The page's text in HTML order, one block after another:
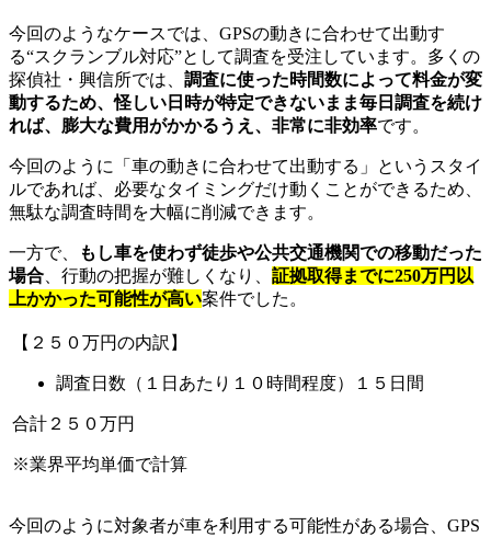
今回のようなケースでは
GPSの動きに合わせて出動す
る“スクランブル対応”として調査を受注しています。 多くの
探偵社・興信所では
調査に使った時間数によって料金が変
動するため、怪しい日時が特定できないまま毎日調査を続け
れば、 膨大な費用がかかるうえ 、 非常に非効率です。
今回のように「車の動きに合わせて出動する」というスタイ
ルであれば
必要なタイミングだけ動くことができるため
無駄な調査時間を大幅に削減できます。
一方で、
もし車を使わず徒歩や公共交通機関での移動だった
場合
行動の把握が難しくなり
証拠取得までに250万円以
上かかった可能性が高い案件でした 。
【２５０万円の内訳】
調査日数（１日あたり１０時間程度）１５日間
合計２５０万円
※業界平均単価で計算
今回のように対象者が車を利用する可能性がある場合
GPS